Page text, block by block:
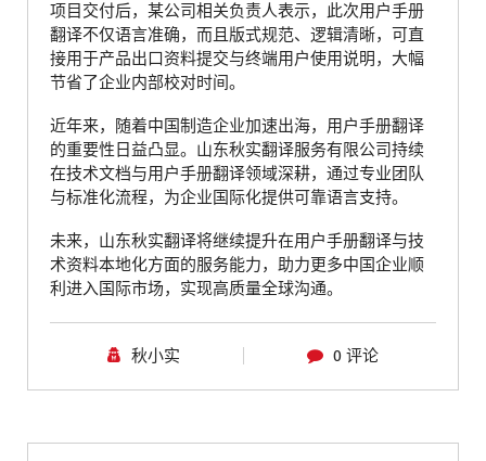
项目交付后，某公司相关负责人表示，此次用户手册
翻译不仅语言准确，而且版式规范、逻辑清晰，可直
接用于产品出口资料提交与终端用户使用说明，大幅
节省了企业内部校对时间。
近年来，随着中国制造企业加速出海，用户手册翻译
的重要性日益凸显。山东秋实翻译服务有限公司持续
在技术文档与用户手册翻译领域深耕，通过专业团队
与标准化流程，为企业国际化提供可靠语言支持。
未来，山东秋实翻译将继续提升在用户手册翻译与技
术资料本地化方面的服务能力，助力更多中国企业顺
利进入国际市场，实现高质量全球沟通。
秋小实 0 评论